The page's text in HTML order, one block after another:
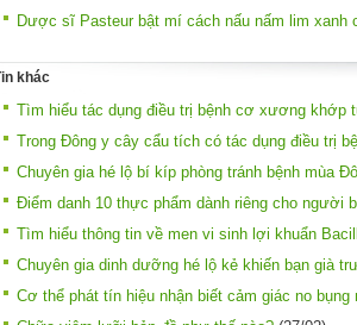
Dược sĩ Pasteur bật mí cách nấu nấm lim xanh
khác
Tìm hiểu tác dụng điều trị bệnh cơ xương khớp
Trong Đông y cây cẩu tích có tác dụng điều trị
Chuyên gia hé lộ bí kíp phòng tránh bệnh mùa
Điểm danh 10 thực phẩm dành riêng cho người
Tìm hiểu thông tin về men vi sinh lợi khuẩn
Chuyên gia dinh dưỡng hé lộ kẻ khiến bạn già
Cơ thể phát tín hiệu nhận biết cảm giác no bụng